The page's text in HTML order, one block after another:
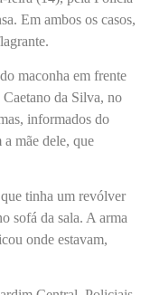
Em ambos os casos,
maconha em frente
da Silva, no
informados do
mãe dele, que
tinha um revólver
sofá da sala. A arma
onde estavam,